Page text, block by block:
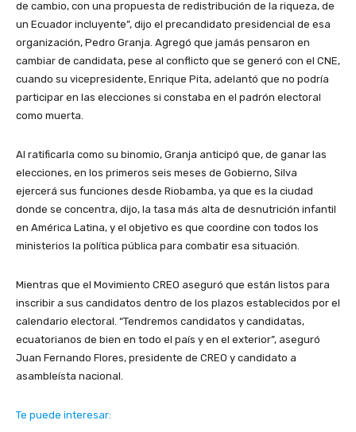
de cambio, con una propuesta de redistribución de la riqueza, de
un Ecuador incluyente”, dijo el precandidato presidencial de esa
organización, Pedro Granja. Agregó que jamás pensaron en
cambiar de candidata, pese al conflicto que se generó con el CNE,
cuando su vicepresidente, Enrique Pita, adelantó que no podría
participar en las elecciones si constaba en el padrón electoral
como muerta.
Al ratificarla como su binomio, Granja anticipó que, de ganar las
elecciones, en los primeros seis meses de Gobierno, Silva
ejercerá sus funciones desde Riobamba, ya que es la ciudad
donde se concentra, dijo, la tasa más alta de desnutrición infantil
en América Latina, y el objetivo es que coordine con todos los
ministerios la política pública para combatir esa situación.
Mientras que el Movimiento CREO aseguró que están listos para
inscribir a sus candidatos dentro de los plazos establecidos por el
calendario electoral. “Tendremos candidatos y candidatas,
ecuatorianos de bien en todo el país y en el exterior”, aseguró
Juan Fernando Flores, presidente de CREO y candidato a
asambleísta nacional.
Te puede interesar: